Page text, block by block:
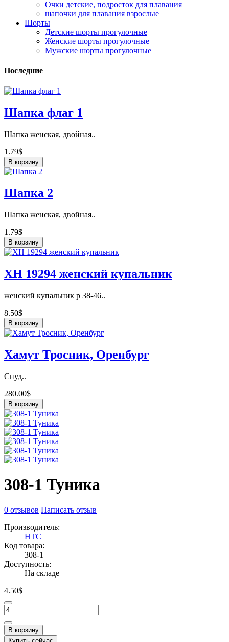
Очки детские, подросток для плавания
шапочки для плавания взрослые
Шорты
Детские шорты прогулочные
Женские шорты прогулочные
Мужские шорты прогулочные
Последние
Шапка флаг 1
Шапка женская, двойная..
1.79$
В корзину
Шапка 2
Шапка женская, двойная..
1.79$
В корзину
ХН 19294 женский купальник
женский купальник р 38-46..
8.50$
В корзину
Хамут Тросник, Оренбург
Снуд..
280.00$
В корзину
308-1 Туника
0 отзывов Написать отзыв
Производитель:
HTC
Код товара:
308-1
Доступность:
На складе
4.50$
В корзину